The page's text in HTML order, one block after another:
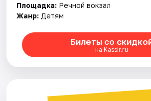
Площадка: Речной вокзал
Жанр: Детям
Билеты со
на Kassir.ru